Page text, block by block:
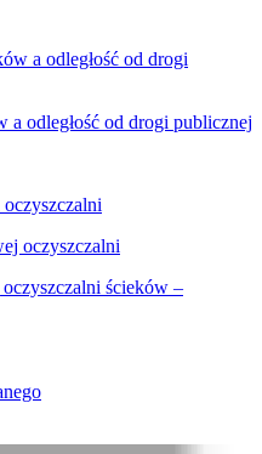
a odległość od drogi publicznej
ścieków –